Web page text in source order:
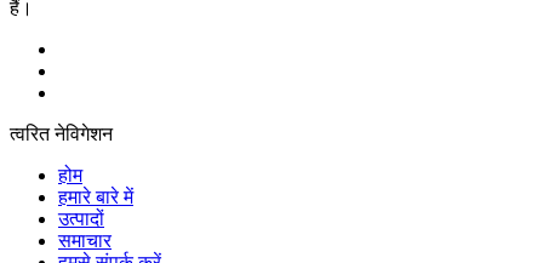
हैं।
त्वरित नेविगेशन
होम
हमारे बारे में
उत्पादों
समाचार